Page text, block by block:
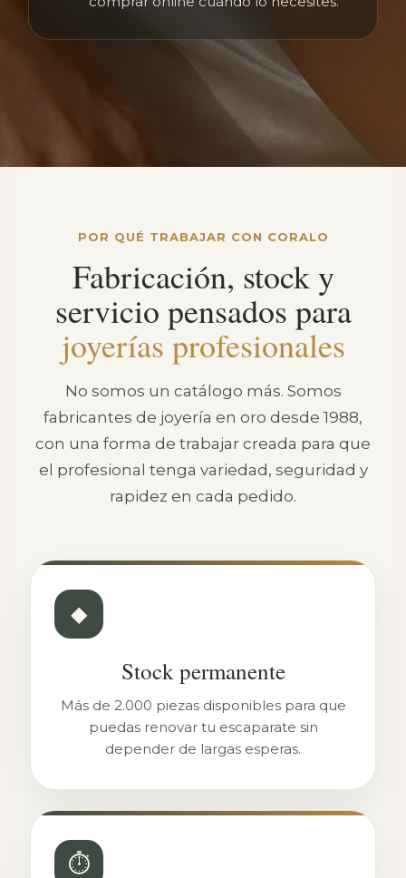
POR QUÉ TRABAJAR CON CORALO
Fabricación, stock y
servicio pensados para
joyerías profesionales
No somos un catálogo más. Somos
fabricantes de joyería en oro desde 1988,
con una forma de trabajar creada para que
el profesional tenga variedad, seguridad y
rapidez en cada pedido.
◆
Stock permanente
Más de 2.000 piezas disponibles para que
puedas renovar tu escaparate sin
depender de largas esperas.
⏱